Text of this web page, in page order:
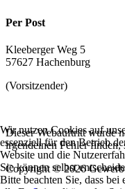
Per Post
Kleeberger Weg 5
57627 Hachenburg
(Vorsitzender)
Dieser Webauftritt wurde
irgendeinen Fehler finden,
Copyright © 2026
Wir nutzen Cookies auf
essenziell für den Betrieb
Website und die
Sie können selbst
Bitte beachten Sie, dass